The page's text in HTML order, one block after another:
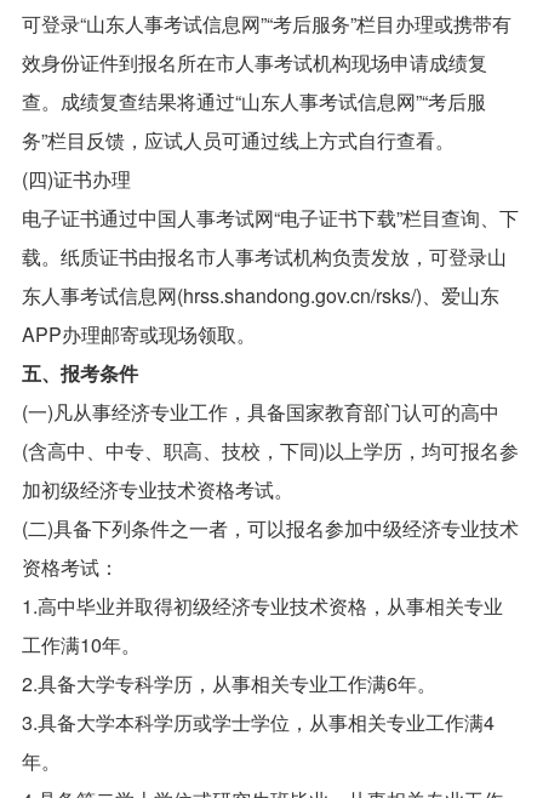
可登录“山东人事考试信息网”“考后服务”栏目办理或携带有
效身份证件到报名所在市人事考试机构现场申请成绩复
查。成绩复查结果将通过“山东人事考试信息网”“考后服
务”栏目反馈，应试人员可通过线上方式自行查看。
(四)证书办理
电子证书通过中国人事考试网“电子证书下载”栏目查询、下
载。纸质证书由报名市人事考试机构负责发放，可登录山
东人事考试信息网(hrss.shandong.gov.cn/rsks/)、爱山东
APP办理邮寄或现场领取。
五、报考条件
(一)凡从事经济专业工作，具备国家教育部门认可的高中
(含高中、中专、职高、技校，下同)以上学历，均可报名参
加初级经济专业技术资格考试。
(二)具备下列条件之一者，可以报名参加中级经济专业技术
资格考试：
1.高中毕业并取得初级经济专业技术资格，从事相关专业
工作满10年。
2.具备大学专科学历，从事相关专业工作满6年。
3.具备大学本科学历或学士学位，从事相关专业工作满4
年。